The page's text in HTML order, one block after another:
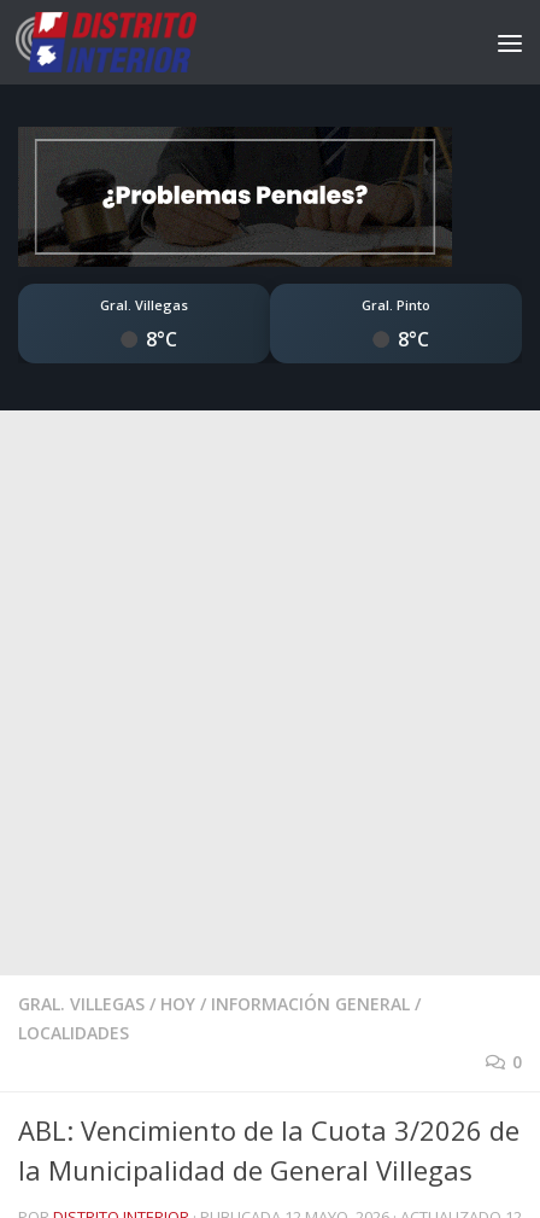
Gral. Villegas
8°C
Gral. Pinto
8°C
GRAL. VILLEGAS / HOY / INFORMACIÓN GENERAL /
LOCALIDADES
0
ABL: Vencimiento de la Cuota 3/2026 de
la Municipalidad de General Villegas